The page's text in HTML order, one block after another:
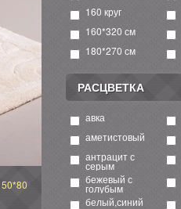
160 круг
160*320 см
180*270 см
РАСЦВЕТКА
авка
аметистовый
антрацит с
серым
бежевый с
голубым
белый,синий